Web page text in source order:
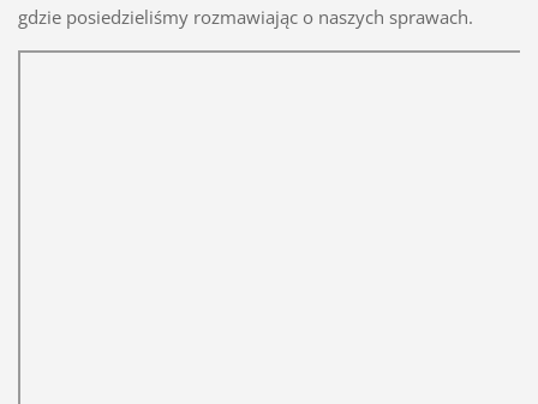
gdzie posiedzieliśmy rozmawiając o naszych sprawach.